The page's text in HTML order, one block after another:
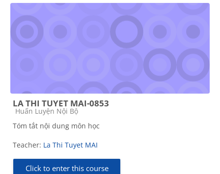
LA THI TUYET MAI-0853
Course category
Huấn Luyện Nội Bộ
Tóm tắt nội dung môn học
Teacher: La Thi Tuyet MAI
Click to enter this course